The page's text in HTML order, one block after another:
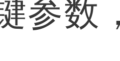
参数